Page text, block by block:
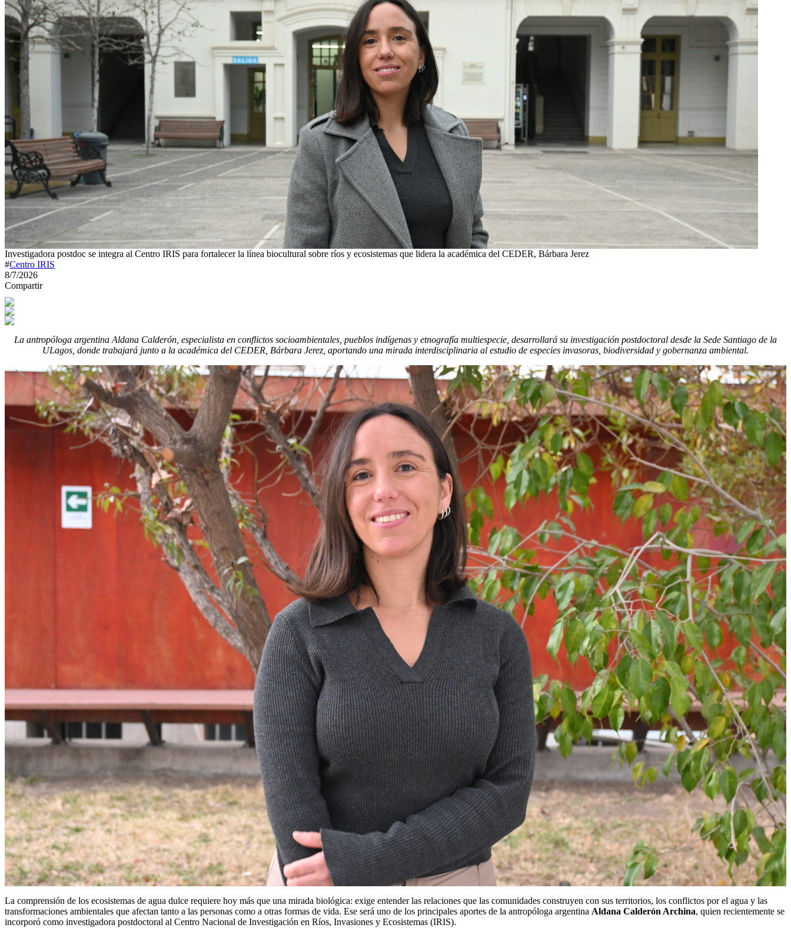
Investigadora postdoc se integra al Centro IRIS para fortalecer la línea biocultural sobre ríos y ecosistemas que lidera la académica del CEDER, Bárbara Jerez
#Centro IRIS
8/7/2026
Compartir
La antropóloga argentina Aldana Calderón, especialista en conflictos socioambientales, pueblos indígenas y etnografía multiespecie, desarrollará su investigación postdoctoral desde la Sede Santiago de la
ULagos, donde trabajará junto a la académica del CEDER, Bárbara Jerez, aportando una mirada interdisciplinaria al estudio de especies invasoras, biodiversidad y gobernanza ambiental.
La comprensión de los ecosistemas de agua dulce requiere hoy más que una mirada biológica: exige entender las relaciones que las comunidades construyen con sus territorios, los conflictos por el agua y las
transformaciones ambientales que afectan tanto a las personas como a otras formas de vida. Ese será uno de los principales aportes de la antropóloga argentina Aldana Calderón Archina, quien recientemente se
incorporó como investigadora postdoctoral al Centro Nacional de Investigación en Ríos, Invasiones y Ecosistemas (IRIS).